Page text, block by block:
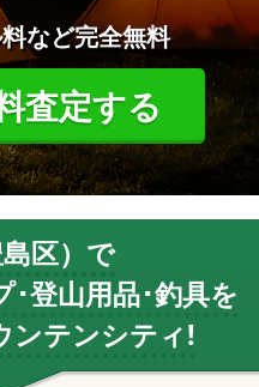
など完全無料
査定する
区）で
登山用品･釣具を
ンテンシティ!